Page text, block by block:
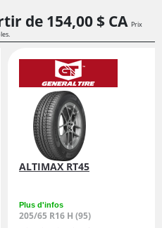
de 154,00 $ CA Prix
ALTIMAX RT45
Plus d'infos
205/65 R16 H (95)